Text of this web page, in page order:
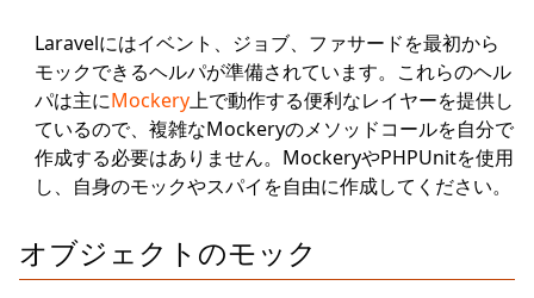
Laravelにはイベント、ジョブ、ファサードを最初から
モックできるヘルパが準備されています。これらのヘル
パは主にMockery上で動作する便利なレイヤーを提供し
ているので、複雑なMockeryのメソッドコールを自分で
作成する必要はありません。MockeryやPHPUnitを使用
し、自身のモックやスパイを自由に作成してください。
オブジェクトのモック